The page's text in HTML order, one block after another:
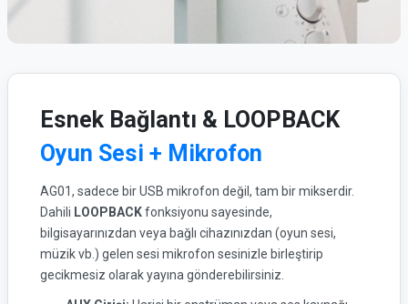
Esnek Bağlantı & LOOPBACK
Oyun Sesi + Mikrofon
AG01, sadece bir USB mikrofon değil, tam bir mikserdir.
Dahili LOOPBACKfonksiyonu sayesinde,
bilgisayarınızdan veya bağlı cihazınızdan (oyun sesi,
müzik vb.) gelen sesi mikrofon sesinizle birleştirip
gecikmesiz olarak yayına gönderebilirsiniz.